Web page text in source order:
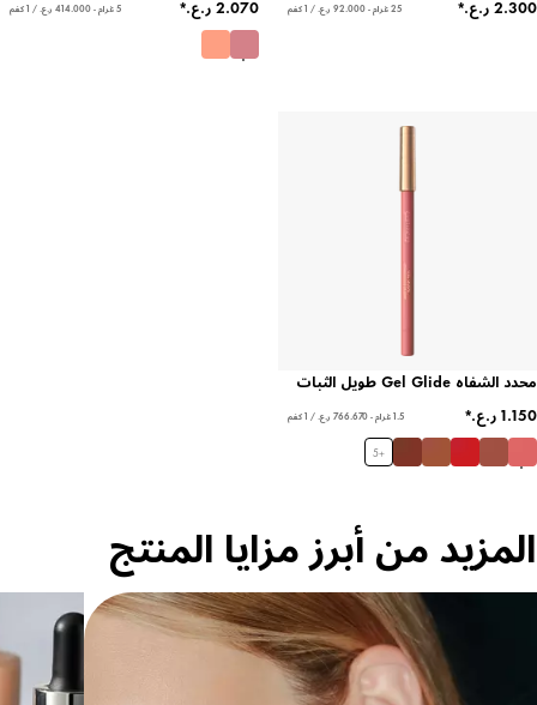
25 غرام - ‏92.000 ر.ع.‏ / 1 كغم 5 غرام - ‏414.000 ر.ع.‏ / 1 كغم
محدد الشفاه Gel Glide طويل الثبات
1.5 غرام - ‏766.670 ر.ع.‏ / 1 كغم
+
5
المزيد من أبرز مزايا المنتج